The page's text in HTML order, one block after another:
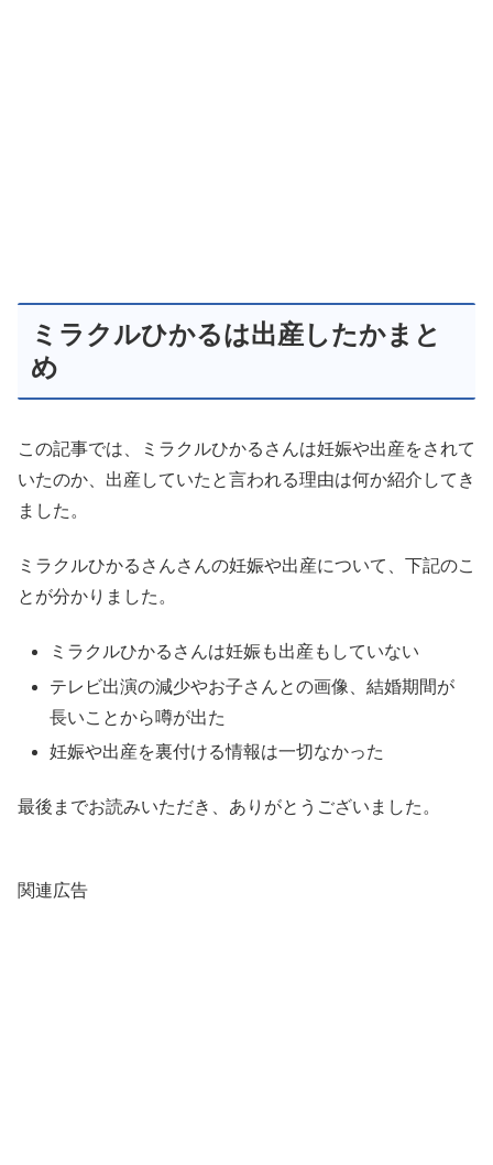
ミラクルひかるは出産したかまと
め
この記事では、ミラクルひかるさんは妊娠や出産をされて
いたのか、出産していたと言われる理由は何か紹介してき
ました。
ミラクルひかるさんさんの妊娠や出産について、下記のこ
とが分かりました。
ミラクルひかるさんは妊娠も出産もしていない
テレビ出演の減少やお子さんとの画像、結婚期間が
長いことから噂が出た
妊娠や出産を裏付ける情報は一切なかった
最後までお読みいただき、ありがとうございました。
関連広告